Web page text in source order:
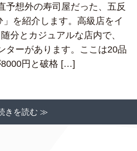
予想外の寿司屋だった、五反
」を紹介します。高級店をイ
分とカジュアルな店内で、
ターがあります。ここは20品
円と破格 […]
きを読む ≫